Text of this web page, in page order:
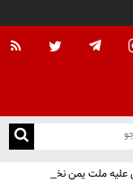
ملت یمن نخواهد شد